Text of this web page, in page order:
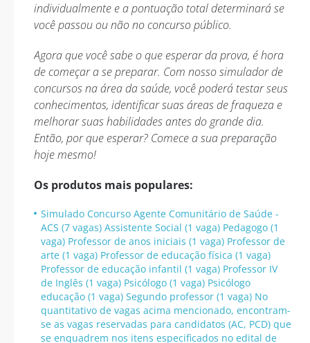
individualmente e a pontuação total determinará se
você passou ou não no concurso público.
Agora que você sabe o que esperar da prova, é hora
de começar a se preparar. Com nosso simulador de
concursos na área da saúde, você poderá testar seus
conhecimentos, identificar suas áreas de fraqueza e
melhorar suas habilidades antes do grande dia.
Então, por que esperar? Comece a sua preparação
hoje mesmo!
Os produtos mais populares:
Simulado Concurso Agente Comunitário de Saúde -
ACS (7 vagas) Assistente Social (1 vaga) Pedagogo (1
vaga) Professor de anos iniciais (1 vaga) Professor de
arte (1 vaga) Professor de educação física (1 vaga)
Professor de educação infantil (1 vaga) Professor IV
de Inglês (1 vaga) Psicólogo (1 vaga) Psicólogo
educação (1 vaga) Segundo professor (1 vaga) No
quantitativo de vagas acima mencionado, encontram-
se as vagas reservadas para candidatos (AC, PCD) que
se enquadrem nos itens especificados no edital de